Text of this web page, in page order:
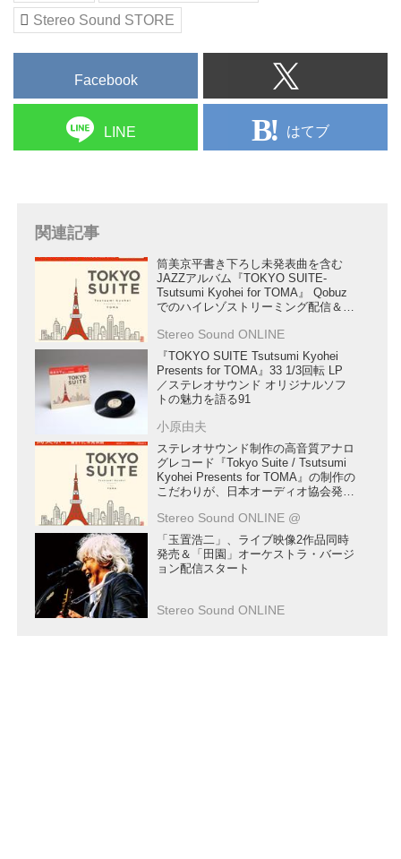
から厳選した全10曲を収録してい
ます。
本作はユニバーサル ミュージ
ックが保管してきたマスター素材
をベースにアナログレコード製作
Stereo Sound STORE
Facebook
LINE はてブ
関連記事
筒美京平書き下ろし未発表曲を含む
JAZZアルバム『TOKYO SUITE-
Tsutsumi Kyohei for TOMA』 Qobuz
でのハイレゾストリーミング配信＆
Stereo Sound ONLINE
『TOKYO SUITE Tsutsumi Kyohei
Presents for TOMA』33 1/3回転 LP
／ステレオサウンド オリジナルソフ
トの魅力を語る91
小原由夫
ステレオサウンド制作の高音質アナロ
グレコード『Tokyo Suite / Tsutsumi
Kyohei Presents for TOMA』の制作の
こだわりが、日本オーディオ協会発行
れました
Stereo Sound ONLINE @
「玉置浩二」、ライブ映像2作品同時
発売＆「田園」オーケストラ・バージ
ョン配信スタート
Stereo Sound ONLINE